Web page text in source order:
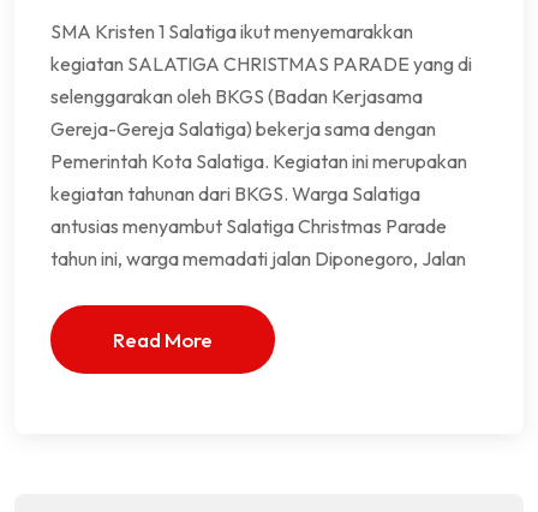
SMA Kristen 1 Salatiga ikut menyemarakkan
kegiatan SALATIGA CHRISTMAS PARADE yang di
selenggarakan oleh BKGS (Badan Kerjasama
Gereja-Gereja Salatiga) bekerja sama dengan
Pemerintah Kota Salatiga. Kegiatan ini merupakan
kegiatan tahunan dari BKGS. Warga Salatiga
antusias menyambut Salatiga Christmas Parade
tahun ini, warga memadati jalan Diponegoro, Jalan
Read More